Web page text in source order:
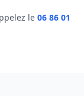
le 06 86 01